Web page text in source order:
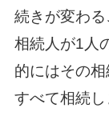
続きが変わる
相続人が1人
的にはその
すべて相続し